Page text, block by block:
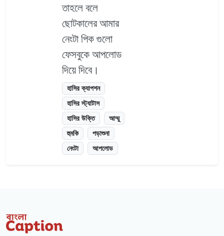
তাহলে বলে
ছোটকালের আমার
নেংটা পিক গুলো
ফেসবুকে আপলোড
দিয়ে দিবে।
হাসির ক্যাপশন
হাসির স্ট্যাটাস
হাসির উক্তি
আম্মু
হুমকি
পড়াশুনা
নেংটা
আপলোড